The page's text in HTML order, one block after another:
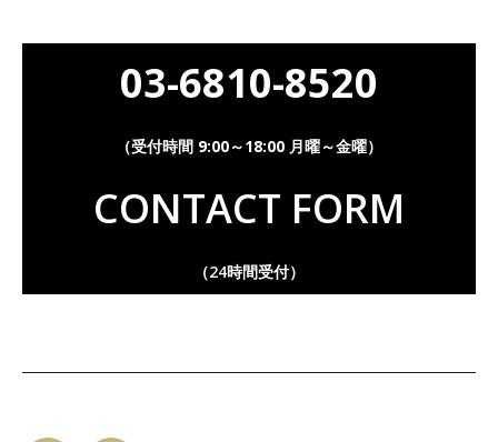
03-6810-8520
（受付時間 9:00～18:00 月曜～金曜）
CONTACT FORM
（24時間受付）